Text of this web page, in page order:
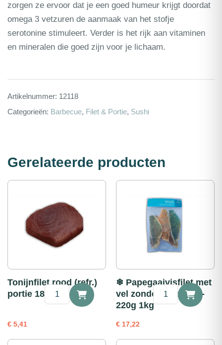
zorgen ze ervoor dat je een goed humeur krijgt doordat
omega 3 vetzuren de aanmaak van het stofje
serotonine stimuleert. Verder is het rijk aan vitaminen
en mineralen die goed zijn voor je lichaam.
Artikelnummer: 12118
Categorieën: Barbecue, Filet & Portie, Sushi
Gerelateerde producten
Tonijnfilet rood (refr.)
portie 180g
€ 5,41
Tonijnfilet
rood
aantal
❄ Papegaaivisfilet met
vel zonder graat 170-
220g 1kg
€ 17,22
Papegaaivisfilet
met
graat